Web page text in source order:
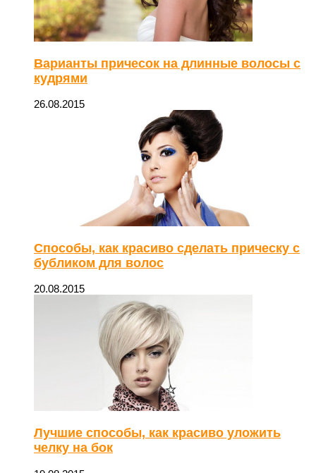
Варианты причесок на длинные волосы с
кудрями
26.08.2015
Способы, как красиво сделать прическу с
бубликом для волос
20.08.2015
Лучшие способы, как красиво уложить
челку на бок